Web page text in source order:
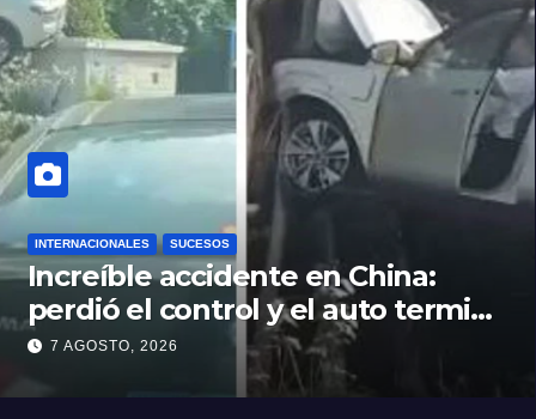
INTERNACIONALES SUCESOS
Increíble accidente en China:
perdió el control y el auto terminó
incrustado en un árbol
7 AGOSTO, 2026